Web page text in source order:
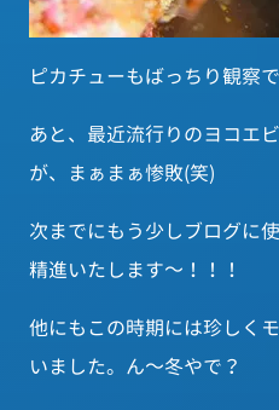
ピカチューもばっちり観察
あと、最近流行りのヨコエ
が、まぁまぁ惨敗(笑)
次までにもう少しブログに
精進いたします～！！！
他にもこの時期には珍しく
いました。ん～冬やで？